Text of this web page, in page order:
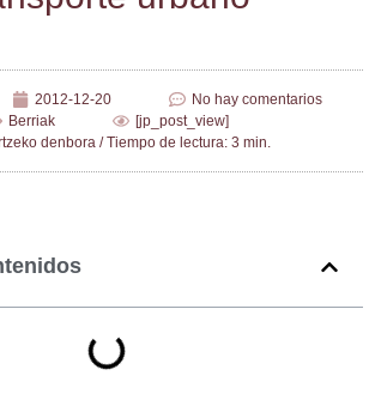
2012-12-20
No hay comentarios
Berriak
[jp_post_view]
denbora / Tiempo de lectura: 3 min.